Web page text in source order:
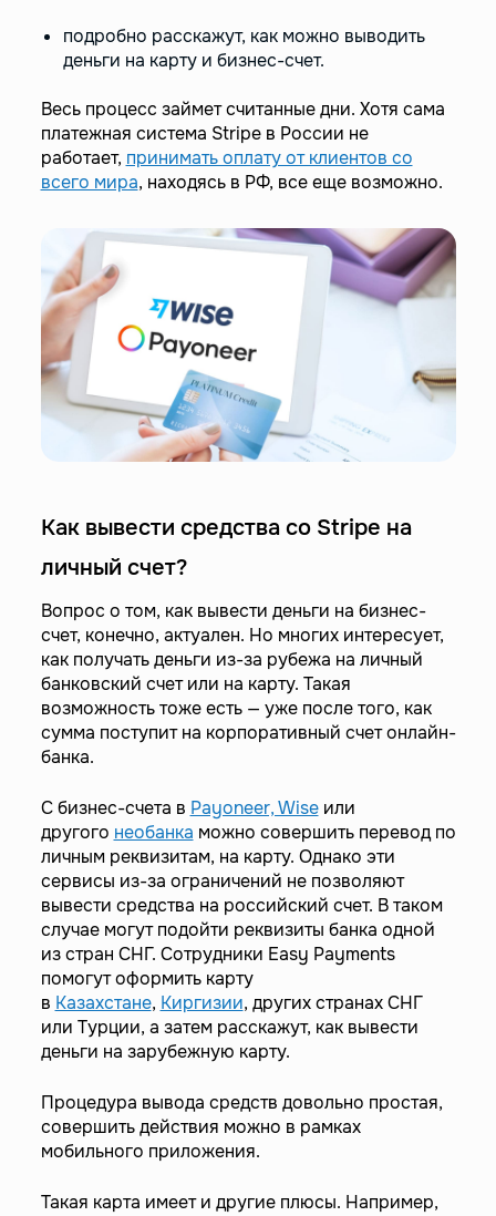
подробно расскажут, как можно выводить
деньги на карту и бизнес-счет.
Весь процесс займет считанные дни. Хотя сама
платежная система Stripe в России не
работает, принимать оплату от клиентов со
всего мира, находясь в РФ, все еще возможно.
Как вывести средства со Stripe на
личный счет?
Вопрос о том, как вывести деньги на бизнес-
счет, конечно, актуален. Но многих интересует,
как получать деньги из-за рубежа на личный
банковский счет или на карту. Такая
возможность тоже есть — уже после того, как
сумма поступит на корпоративный счет онлайн-
банка.
С бизнес-счета в Payoneer, Wiseили
другого необанка можно совершить перевод по
личным реквизитам, на карту. Однако эти
сервисы из-за ограничений не позволяют
вывести средства на российский счет. В таком
случае могут подойти реквизиты банка одной
из стран СНГ. Сотрудники Easy Payments
помогут оформить карту
в Казахстане, Киргизии, других странах СНГ
или Турции, а затем расскажут, как вывести
деньги на зарубежную карту.
Процедура вывода средств довольно простая,
совершить действия можно в рамках
мобильного приложения.
Такая карта имеет и другие плюсы. Например,